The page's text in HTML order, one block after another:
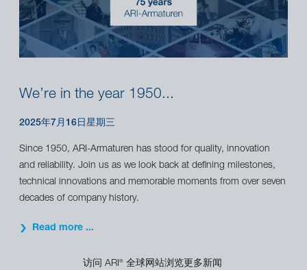
We’re in the year 1950...
2025年7月16日星期三
Since 1950, ARI-Armaturen has stood for quality, innovation
and reliability. Join us as we look back at defining milestones,
technical innovations and memorable moments from over seven
decades of company history.
Read more ...
访问 ARI®全球网站浏览更多新闻